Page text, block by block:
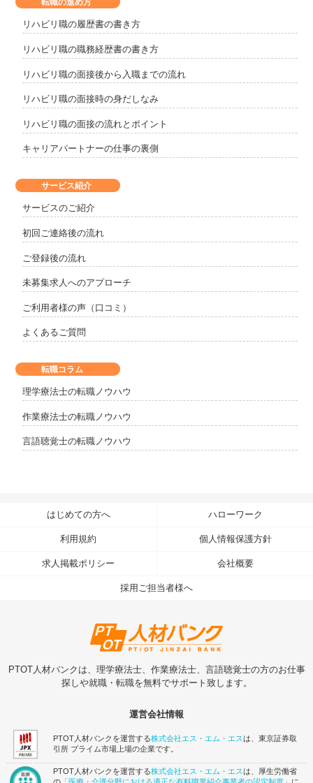
サービス紹介
サービスのご紹介
初回ご連絡後の流れ
ご登録後の流れ
未募集求人へのアプローチ
ご利用者様の声（口コミ）
よくあるご質問
転職の進め方
リハビリ職の履歴書の書き方
リハビリ職の職務経歴書の書き方
リハビリ職の面接後から入職までの流れ
リハビリ職の面接時の身だしなみ
リハビリ職の面接の流れとポイント
キャリアパートナーの仕事の裏側
転職コラム
理学療法士の転職ノウハウ
作業療法士の転職ノウハウ
言語聴覚士の転職ノウハウ
はじめての方へ ハローワーク
利用規約 個人情報保護方針
求人掲載ポリシー 会社概要
採用ご担当者様へ
PTOT人材バンクは、理学療法士、作業療法士、言語聴覚士の方のお仕事
探しや就職・転職を無料でサポート致します。
運営会社情報
PTOT人材バンクを運営する株式会社エス・エム・エスは、東京証券取
引所 プライム市場上場の企業です。
PTOT人材バンクを運営する株式会社エス・エム・エスは、厚生労働省